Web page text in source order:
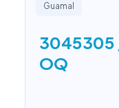
Guamal
3045305
OQ